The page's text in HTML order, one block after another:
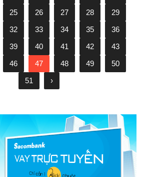
25 26 27 28
29
32 33 34 35
36
39 40 41 42
43
46 47 48 49
50
51
›